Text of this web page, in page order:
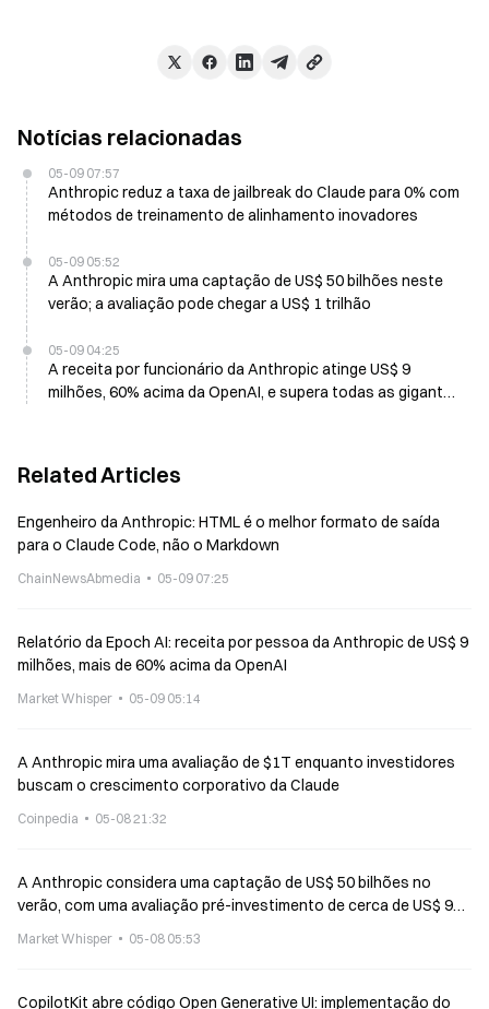
Notícias relacionadas
05-09 07:57
Anthropic reduz a taxa de jailbreak do Claude para 0% com
métodos de treinamento de alinhamento inovadores
05-09 05:52
A Anthropic mira uma captação de US$ 50 bilhões neste
verão; a avaliação pode chegar a US$ 1 trilhão
05-09 04:25
A receita por funcionário da Anthropic atinge US$ 9
milhões, 60% acima da OpenAI, e supera todas as gigantes
Related Articles
Engenheiro da Anthropic: HTML é o melhor formato de saída
para o Claude Code, não o Markdown
ChainNewsAbmedia 05-09 07:25
Relatório da Epoch AI: receita por pessoa da Anthropic de US$ 9
milhões, mais de 60% acima da OpenAI
Market Whisper 05-09 05:14
A Anthropic mira uma avaliação de $1T enquanto investidores
buscam o crescimento corporativo da Claude
Coinpedia 05-08 21:32
A Anthropic considera uma captação de US$ 50 bilhões no
verão, com uma avaliação pré-investimento de cerca de US$ 900
Market Whisper 05-08 05:53
CopilotKit abre código Open Generative UI: implementação do